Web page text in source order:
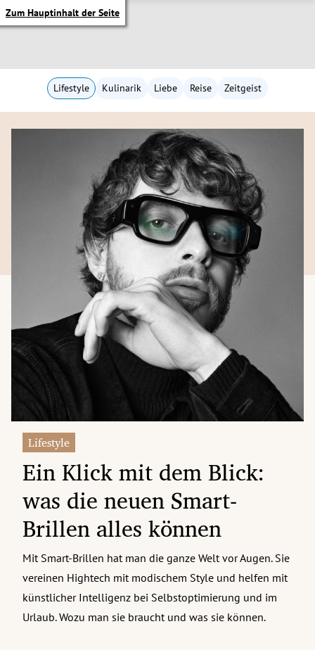
Zum Hauptinhalt der Seite
Untermenü
Untermenü
Untermenü
Untermenü
Untermenü
Untermenü
Untermenü
Untermenü
Untermenü
Lifestyle Kulinarik Liebe Reise Zeitgeist
Lifestyle
Ein Klick mit dem Blick:
was die neuen Smart-
Brillen alles können
Mit Smart-Brillen hat man die ganze Welt vor Augen. Sie
vereinen Hightech mit modischem Style und helfen mit
künstlicher Intelligenz bei Selbstoptimierung und im
Urlaub. Wozu man sie braucht und was sie können.